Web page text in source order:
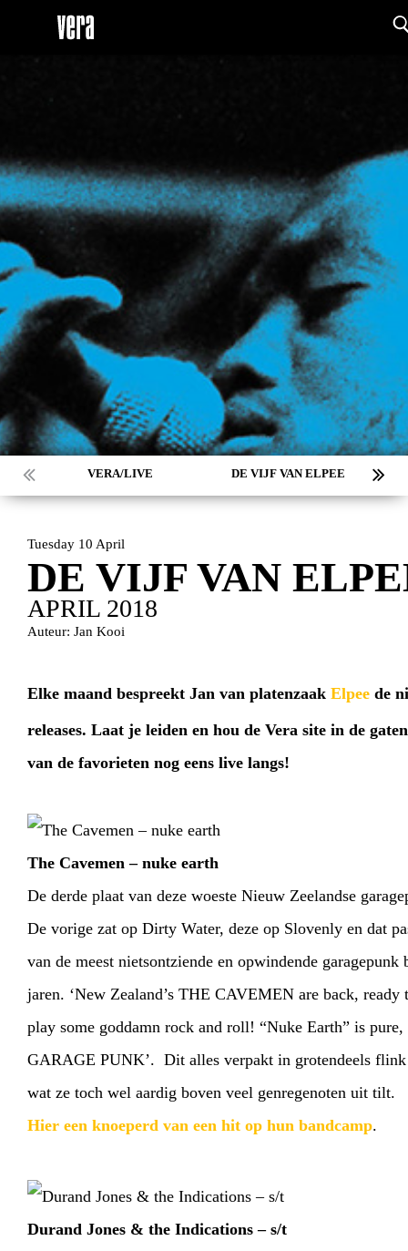
VERA/LIVE DE VIJF VAN ELPEE
Tuesday 10 April
DE VIJF VAN
APRIL 2018
Auteur: Jan Kooi
Elke maand bespreekt Jan van platenzaak Elpee de
releases. Laat je leiden en hou de Vera site in de
van de favorieten nog eens live langs!
The Cavemen – nuke earth
De derde plaat van deze woeste Nieuw Zeelandse
De vorige zat op Dirty Water, deze op Slovenly en dat
van de meest nietsontziende en opwindende garagepunk
jaren. ‘New Zealand’s THE CAVEMEN are back,
play some goddamn rock and roll! “Nuke Earth” is
GARAGE PUNK’. Dit alles verpakt in grotendeels
wat ze toch wel aardig boven veel genregenoten uit tilt.
Hier een knoeperd van een hit op hun bandcamp.
Durand Jones & the Indications – s/t